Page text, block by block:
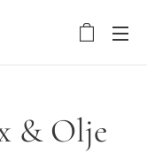
& Olje